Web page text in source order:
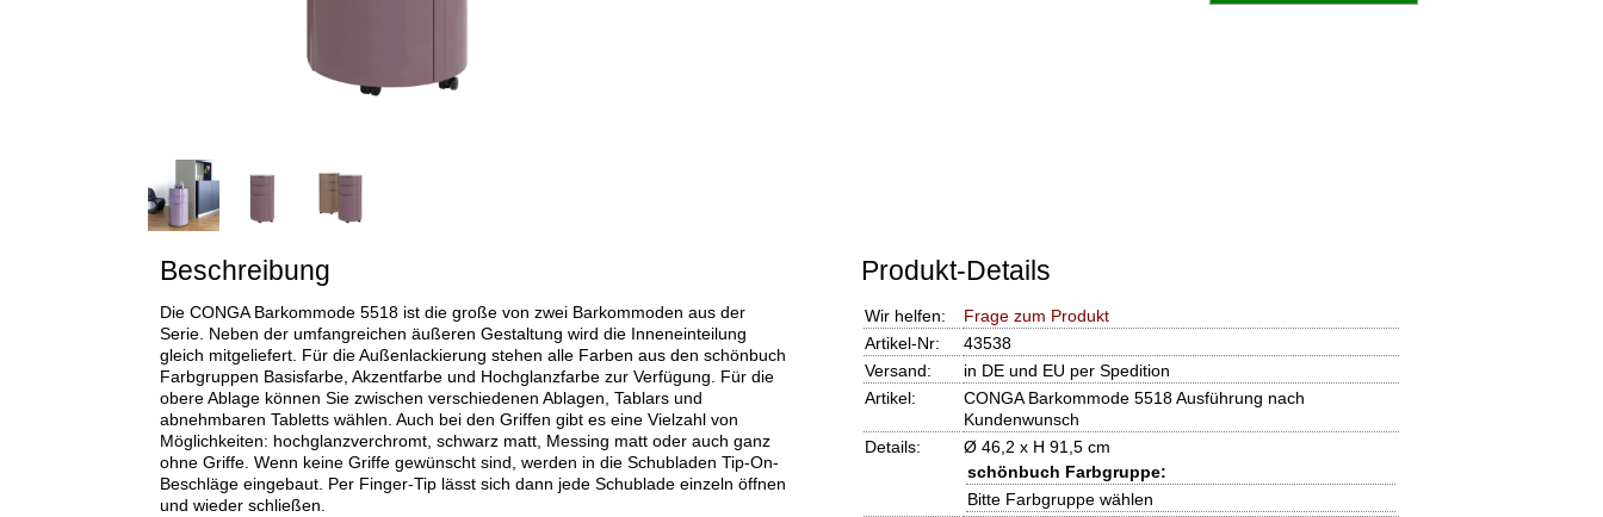
Beschreibung
Die CONGA Barkommode 5518 ist die große von zwei Barkommoden aus der
Serie. Neben der umfangreichen äußeren Gestaltung wird die Inneneinteilung
gleich mitgeliefert. Für die Außenlackierung stehen alle Farben aus den schönbuch
Farbgruppen Basisfarbe, Akzentfarbe und Hochglanzfarbe zur Verfügung. Für die
obere Ablage können Sie zwischen verschiedenen Ablagen, Tablars und
abnehmbaren Tabletts wählen. Auch bei den Griffen gibt es eine Vielzahl von
Möglichkeiten: hochglanzverchromt, schwarz matt, Messing matt oder auch ganz
ohne Griffe. Wenn keine Griffe gewünscht sind, werden in die Schubladen Tip-On-
Beschläge eingebaut. Per Finger-Tip lässt sich dann jede Schublade einzeln öffnen
und wieder schließen.
Produkt-Details
Wir helfen:
Frage zum Produkt
Artikel-Nr:
43538
Versand:
in DE und EU per Spedition
Artikel:
CONGA Barkommode 5518 Ausführung nach
Kundenwunsch
Details:
Ø 46,2 x H 91,5 cm
schönbuch Farbgruppe:
Bitte Farbgruppe wählen